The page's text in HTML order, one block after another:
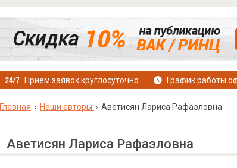
Прием заявок круглосуточно График работы
Главная Наши авторы Аветисян Лариса Рафаэловна
Аветисян Лариса Рафаэловна